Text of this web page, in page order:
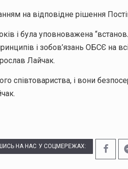
на відповідне рішення
і була уповноважена
і зобов’язань ОБСЄ на
Лайчак.
співтовариства, і вони
НА НАС У СОЦМЕРЕЖАХ: